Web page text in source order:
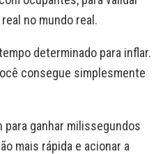
no mundo real.
determinado para inflar.
consegue simplesmente
para ganhar milissegundos
mais rápida e acionar a